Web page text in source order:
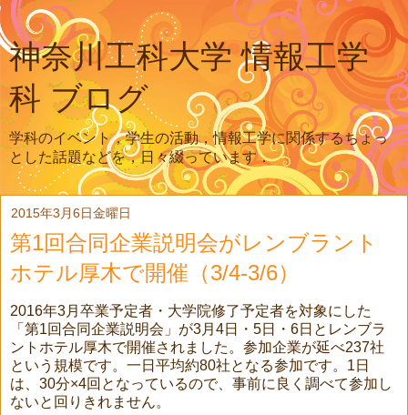
神奈川工科大学 情報工学
科 ブログ
学科のイベント，学生の活動，情報工学に関係するちょっ
とした話題などを，日々綴っています．
2015年3月6日金曜日
第1回合同企業説明会がレンブラント
ホテル厚木で開催（3/4-3/6）
2016年3月卒業予定者・大学院修了予定者を対象にした
「第1回合同企業説明会」が3月4日・5日・6日とレンブラ
ントホテル厚木で開催されました。参加企業が延べ237社
という規模です。一日平均約80社となる参加です。1日
は、30分×4回となっているので、事前に良く調べて参加し
ないと回りきれません。